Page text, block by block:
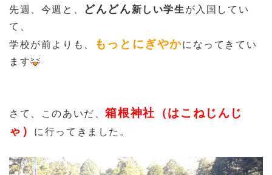
先週、今週と、 どんどん新しい学生が入国してい
て、
学校が前よりも、
もっとにぎやかになってきてい
ます
さて、このあいだ、箱根神社（はこねじんじ
ゃ） に行ってきました。